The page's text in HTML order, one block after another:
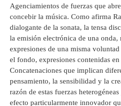
Agenciamientos de fuerzas que
concebir la música. Como afirma
dialogante de la sonata, la tensa
la emisión electrónica de una onda,
expresiones de una misma voluntad
el fondo, expresiones contenidas en
Concatenaciones que implican
pensamiento, la sensibilidad y la
razón de estas fuerzas
efecto particularmente innovador